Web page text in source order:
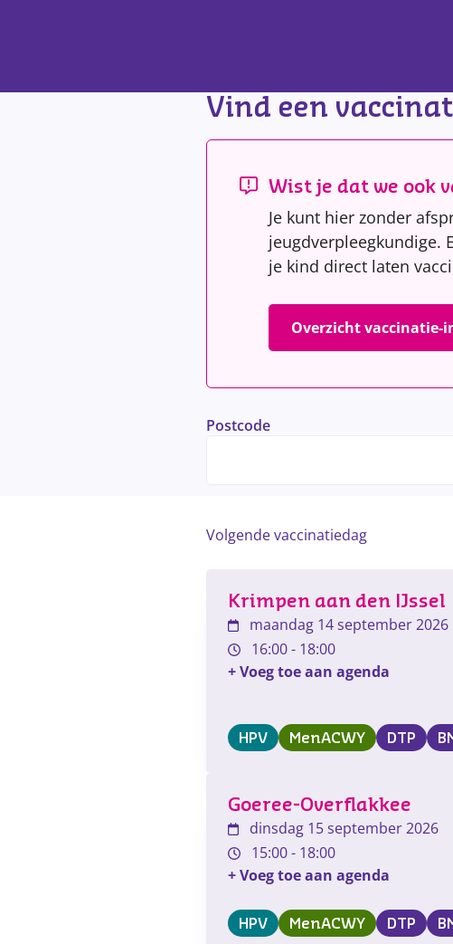
Vind een
Wist je dat we ook
Je kunt hier zonder
jeugdverpleegkundige.
je kind direct laten
Overzicht vaccinatie-
Postcode
Volgende vaccinatiedag
Krimpen aan den IJssel
maandag 14 september 2026
16:00- 18:00
+ Voeg toe aan agenda
HPV MenACWY DTP
Goeree-Overflakkee
dinsdag 15 september 2026
15:00- 18:00
+ Voeg toe aan agenda
HPV MenACWY DTP